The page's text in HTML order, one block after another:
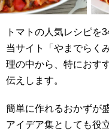
トマトの人気レシピを
当サイト「やまでらく
理の中から、特におす
伝えします。
簡単に作れるおかずが
アイデア集としても役